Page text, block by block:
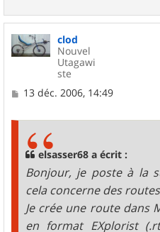
clod
Nouvel
Utagawi
ste
M13 déc. 2006, 14:49
elsasser68 a écrit :
Bonjour, je poste à la
cela concerne des
Je crée une route dans
en format EXplorist